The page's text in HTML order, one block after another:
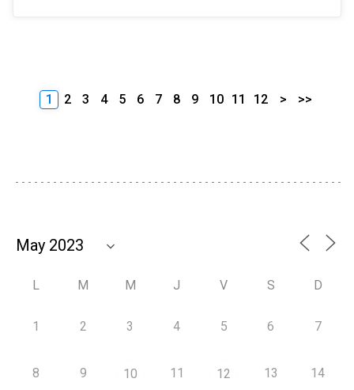
1 2 3 4 5 6 7 8 9 10 11 12 > >>
L M M J V S D
1 2 3 4 5 6 7
8 9 10 11 12 13 14